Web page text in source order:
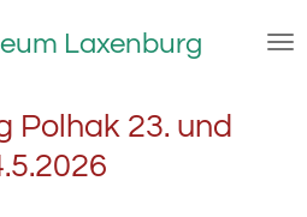
Laxenburg
Polhak 23. und